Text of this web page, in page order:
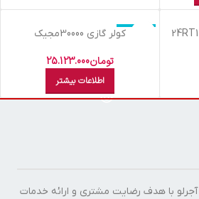
اتمام موجودی
کولر گازي 30000مجيک
تومان25.123.000
اطلاعات بیشتر
آجرلو با هدف رضایت مشتری و ارائه خدمات